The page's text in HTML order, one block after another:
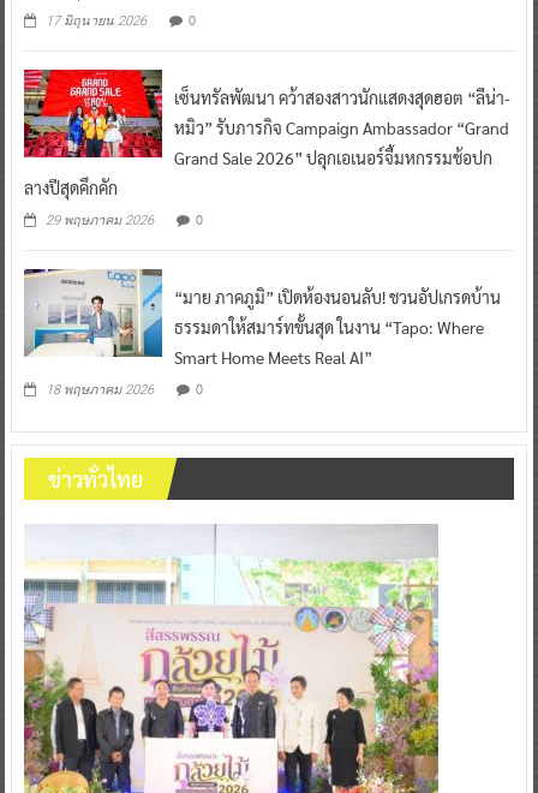
17 มิถุนายน 2026 0
เซ็นทรัลพัฒนา คว้าสองสาวนักแสดงสุดฮอต “ลีน่า-
หมิว” รับภารกิจ Campaign Ambassador “Grand
Grand Sale 2026” ปลุกเอเนอร์จี้มหกรรมช้อปก
ลางปีสุดคึกคัก
29 พฤษภาคม 2026 0
“มาย ภาคภูมิ” เปิดห้องนอนลับ! ชวนอัปเกรดบ้าน
ธรรมดาให้สมาร์ทขั้นสุด ในงาน “Tapo: Where
Smart Home Meets Real AI”
18 พฤษภาคม 2026 0
ข่าวทั่วไทย